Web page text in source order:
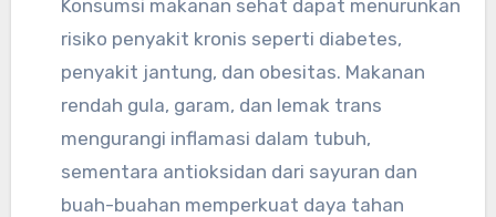
Konsumsi makanan sehat dapat menurunkan
risiko penyakit kronis seperti diabetes,
penyakit jantung, dan obesitas. Makanan
rendah gula, garam, dan lemak trans
mengurangi inflamasi dalam tubuh,
sementara antioksidan dari sayuran dan
buah-buahan memperkuat daya tahan